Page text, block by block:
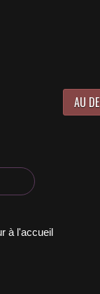
AU
à l'accueil